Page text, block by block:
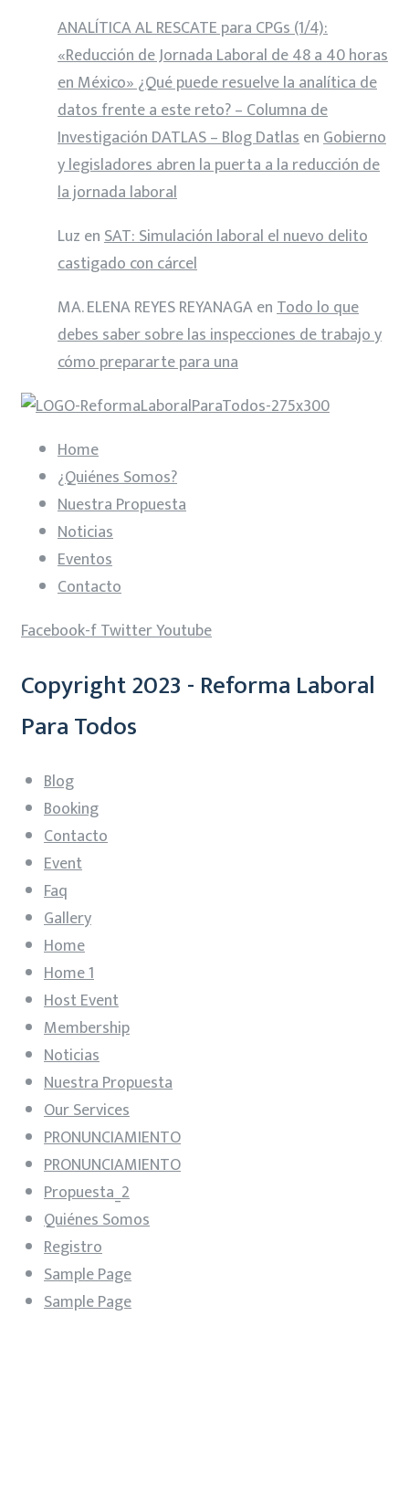
ANALÍTICA AL RESCATE para CPGs (1/4):
«Reducción de Jornada Laboral de 48 a 40 horas
en México» ¿Qué puede resuelve la analítica de
datos frente a este reto? – Columna de
Investigación DATLAS – Blog DatlasenGobierno
y legisladores abren la puerta a la reducción de
la jornada laboral
Luz enSAT: Simulación laboral el nuevo delito
castigado con cárcel
MA. ELENA REYES REYANAGAenTodo lo que
debes saber sobre las inspecciones de trabajo y
cómo prepararte para una
Home
¿Quiénes Somos?
Nuestra Propuesta
Noticias
Eventos
Contacto
Facebook-fTwitterYoutube
Copyright 2023 - Reforma Laboral
Para Todos
Blog
Booking
Contacto
Event
Faq
Gallery
Home
Home 1
Host Event
Membership
Noticias
Nuestra Propuesta
Our Services
PRONUNCIAMIENTO
PRONUNCIAMIENTO
Propuesta_2
Quiénes Somos
Registro
Sample Page
Sample Page